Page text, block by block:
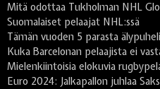
Mitä odottaa Tukholman NHL
Suomalaiset pelaajat NHL:ssä
Tämän vuoden 5 parasta
Kuka Barcelonan pelaajista ei
Mielenkiintoisia elokuvia
Euro 2024: Jalkapallon juhlaa